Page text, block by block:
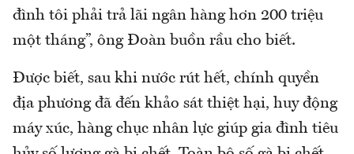
đình tôi phải trả lãi ngân hàng hơn 200 triệu
một tháng”, ông Đoàn buồn rầu cho biết.
Được biết, sau khi nước rút hết, chính quyền
địa phương đã đến khảo sát thiệt hại, huy động
máy xúc, hàng chục nhân lực giúp gia đình tiêu